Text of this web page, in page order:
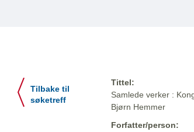
Tilbake til
søketreff
Tittel:
Samlede verker :
Bjørn Hemmer
Forfatter/person: